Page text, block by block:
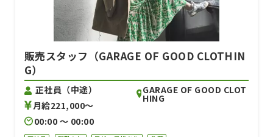
販売スタッフ（GARAGE OF GOOD CLOTHIN
G）
正社員（中途）
月給221,000〜
00:00 〜 00:00
GARAGE OF GOOD CLOT
HING